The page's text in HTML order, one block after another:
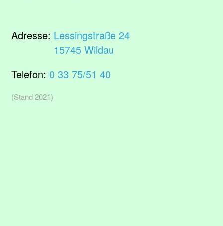
Adresse: Lessingstraße 24
15745 Wildau
Telefon: 0 33 75/51 40
(Stand 2021)